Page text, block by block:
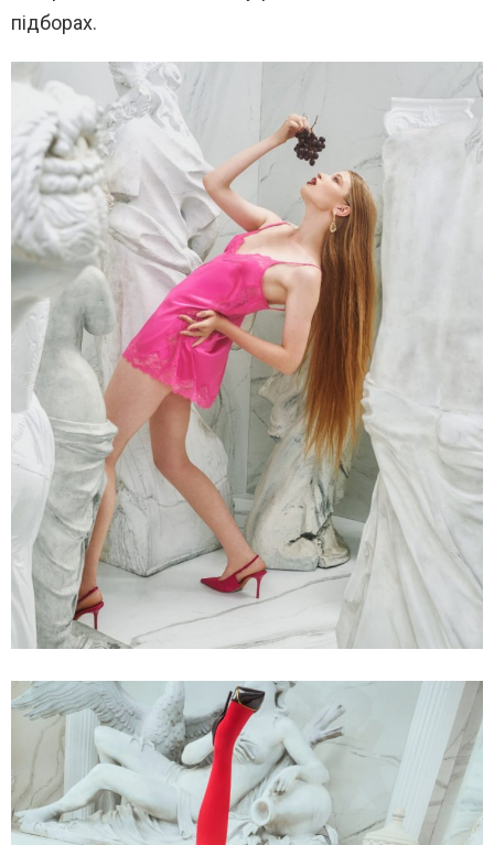
підборах.